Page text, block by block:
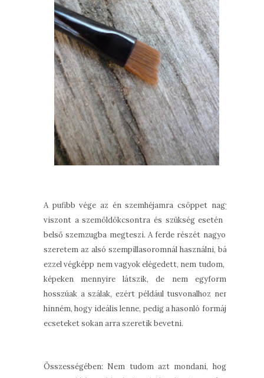
A pufibb vége az én szemhéjamra csöppet nagy,
viszont a szemöldökcsontra és szükség esetén a
belső szemzugba megteszi. A ferde részét nagyon
szeretem az alsó szempillasoromnál használni, bár
ezzel végképp nem vagyok elégedett, nem tudom, a
képeken mennyire látszik, de nem egyforma
hosszúak a szálak, ezért például tusvonalhoz nem
hinném, hogy ideális lenne, pedig a hasonló formájú
ecseteket sokan arra szeretik bevetni.
Összességében: Nem tudom azt mondani, hogy